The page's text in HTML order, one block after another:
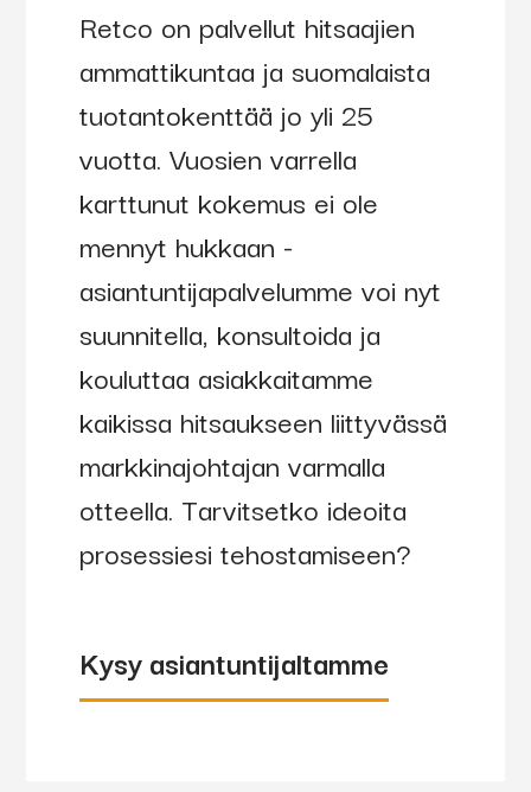
70516
A 305
LW
poltin
5,0 m
U/D
70520
ABIMIG
W 340
poltin
3,0 m
U/D
70521
ABIMIG
4,0 m
U/D
Vesi
Retco on palvellut hitsaajien
ammattikuntaa ja suomalaista
tuotantokenttää jo yli 25
vuotta. Vuosien varrella
karttunut kokemus ei ole
mennyt hukkaan -
asiantuntijapalvelumme voi nyt
suunnitella, konsultoida ja
kouluttaa asiakkaitamme
kaikissa hitsaukseen liittyvässä
markkinajohtajan varmalla
otteella. Tarvitsetko ideoita
prosessiesi tehostamiseen?
Kysy asiantuntijaltamme